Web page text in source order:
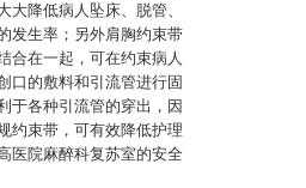
大降低病人坠床、脱管、
发生率；另外肩胸约束带
合在一起，可在约束病人
口的敷料和引流管进行固
于各种引流管的穿出，因
约束带，可有效降低护理
医院麻醉科复苏室的安全